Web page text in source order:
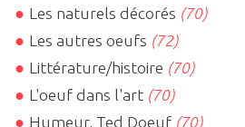
Les naturels décorés (70)
Les autres oeufs (72)
Littérature/histoire (70)
L'oeuf dans l'art (70)
Humeur, Ted Doeuf (70)